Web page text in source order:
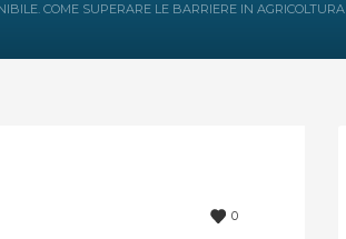
COME SUPERARE LE BARRIERE IN AGRICOLTURA
0